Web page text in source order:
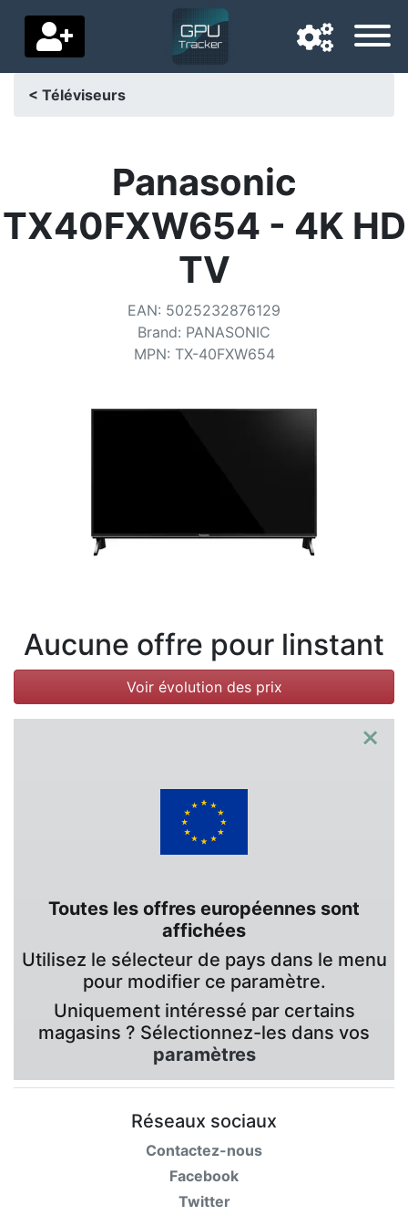
Pays de livraison
Accueil
Conditions
< Téléviseurs
Panasonic
TX40FXW654 - 4K HD
TV
EAN: 5025232876129
Brand: PANASONIC
MPN: TX-40FXW654
Aucune offre pour linstant
Voir évolution des prix
×
Toutes les offres européennes sont
affichées
Utilisez le sélecteur de pays dans le menu
pour modifier ce paramètre.
Uniquement intéressé par certains
magasins ? Sélectionnez-les dans vos
paramètres
Réseaux sociaux
Contactez-nous
Facebook
Twitter